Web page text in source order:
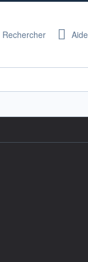
Rechercher Aide